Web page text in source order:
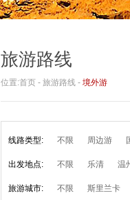
旅游路线
位置:首页 - 旅游路线 - 境外游
线路类型: 不限 周边游
出发地点: 不限 乐清 温
旅游城市: 不限
斯里兰卡